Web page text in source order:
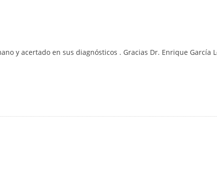
y acertado en sus diagnósticos . Gracias Dr. Enrique García